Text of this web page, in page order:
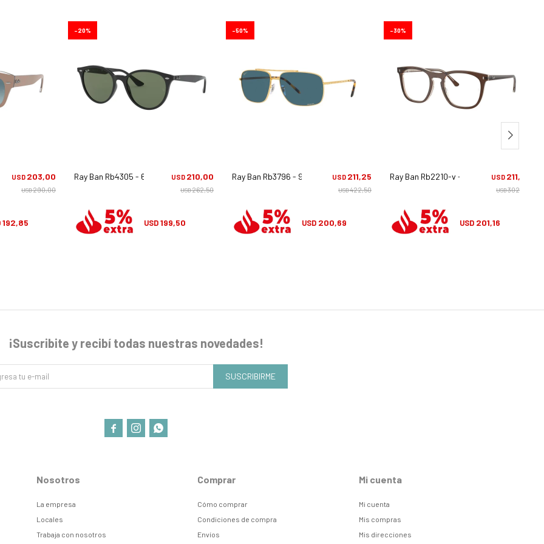
3mUSD 203,00
USD290,00
192,85
Ray Ban Rb4305 - 601/71 USD 210,00
USD262,50
20
USD199,50
Ray Ban Rb3796 - 9196/s2 USD 211,25
USD422,50
50
USD 200,69
Ray Ban Rb2210-v - 8365 USD 211,75
USD302,50
30
USD 201,16
Nosotros
La empresa
Locales
Trabaja con nosotros
Comprar
Cómo comprar
Condiciones de compra
Envíos
Mi cuenta
Mi cuenta
Mis compras
Mis direcciones
¡Suscribite y recibí todas nuestras novedades!
SUSCRIBIRME
  